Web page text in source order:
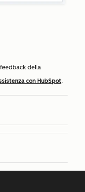
della
con HubSpot.